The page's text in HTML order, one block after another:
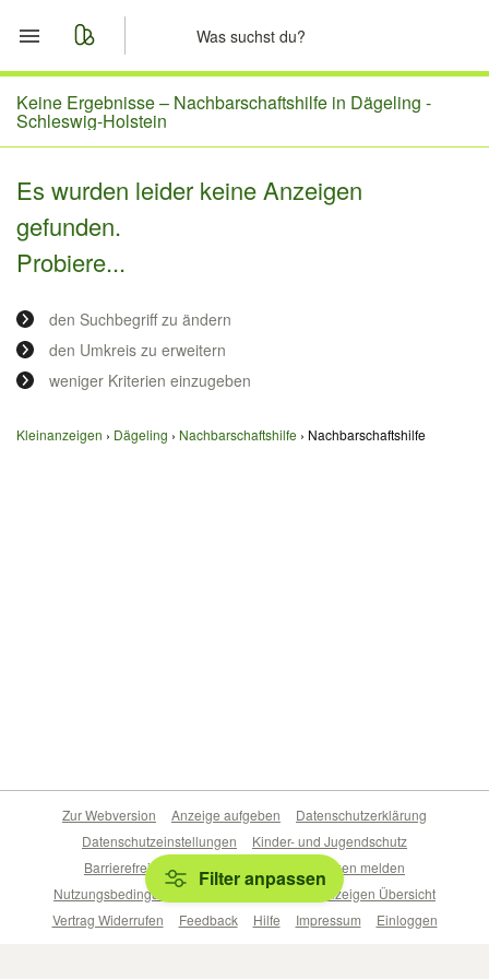
Start
Merkliste
Nachrichten
Anzeige aufgeben
Keine Ergebnisse – Nachbarschaftshilfe in Dägeling -
Schleswig-Holstein
Es wurden leider keine Anzeigen
gefunden.
Probiere...
den Suchbegriff zu ändern
den Umkreis zu erweitern
weniger Kriterien einzugeben
Kleinanzeigen Dägeling Nachbarschaftshilfe Nachbarschaftshilfe
Filter anpassen
Zur Webversion Anzeige aufgeben
Datenschutzerklärung
Datenschutzeinstellungen
Kinder- und Jugendschutz
Barrierefreiheitserklärung
Sicherheitslücken melden
Nutzungsbedingungen
Beliebte Suchen
Anzeigen Übersicht
Vertrag Widerrufen
Feedback Hilfe Impressum Einloggen